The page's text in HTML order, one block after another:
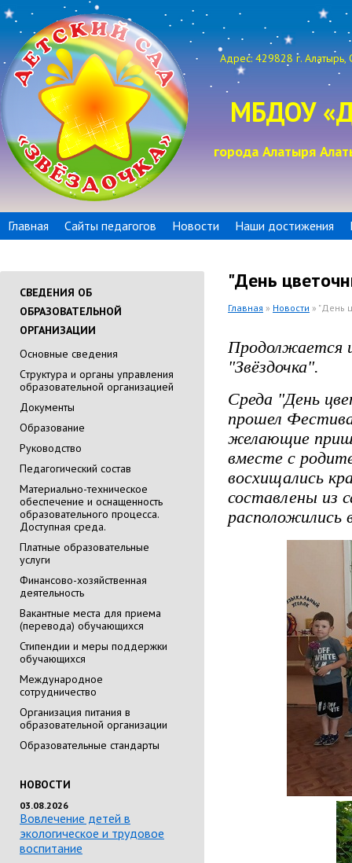
Адрес: 429828 г. Алатырь,
МБДОУ
города Алатыря
Главная Сайты педагогов Новости Наши достижения
СВЕДЕНИЯ ОБ
ОБРАЗОВАТЕЛЬНОЙ
ОРГАНИЗАЦИИ
Основные сведения
Cтруктура и органы управления
образовательной организацией
Документы
Образование
Руководство
Педагогический состав
Материально-техническое
обеспечение и оснащенность
образовательного процесса.
Доступная среда.
Платные образовательные
услуги
Финансово-хозяйственная
деятельность
Вакантные места для приема
(перевода) обучающихся
Стипендии и меры поддержки
обучающихся
Международное
сотрудничество
Организация питания в
образовательной организации
Образовательные стандарты
НОВОСТИ
03.08.2026
Вовлечение детей в
экологическое и трудовое
воспитание
"День
Главная » Новости » "День
Продолжается
"Звёздочка".
Среда "День
прошел
желающие
вместе с
восхищались
составлены из
расположились